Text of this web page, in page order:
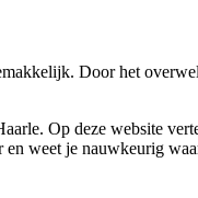
Door het
Op deze website
weet je nauwkeurig